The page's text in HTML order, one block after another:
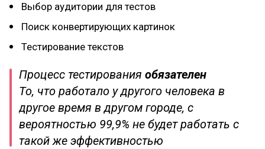
Выбор аудитории для тестов
Поиск конвертирующих картинок
Тестирование текстов
Процесс тестирования обязателен
То, что работало у другого человека в
другое время в другом городе, с
вероятностью 99,9% не будет работать с
такой же эффективностью